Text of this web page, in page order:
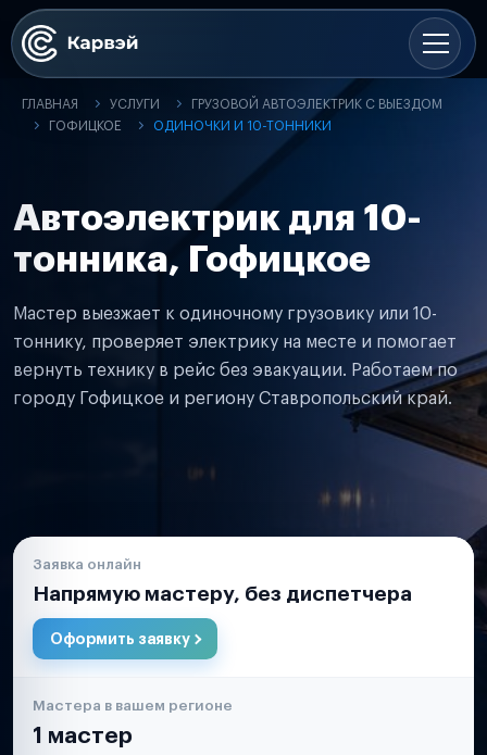
ГЛАВНАЯ УСЛУГИ
ГРУЗОВОЙ АВТОЭЛЕКТРИК С ВЫЕЗДОМ
ГОФИЦКОЕ
ОДИНОЧКИ И 10-ТОННИКИ
Автоэлектрик для 10-
тонника, Гофицкое
Мастер выезжает к одиночному грузовику или 10-
тоннику, проверяет электрику на месте и помогает
вернуть технику в рейс без эвакуации. Работаем по
городу Гофицкое и региону Ставропольский край.
Заявка онлайн
Напрямую мастеру, без диспетчера
Оформить заявку
Мастера в вашем регионе
1 мастер